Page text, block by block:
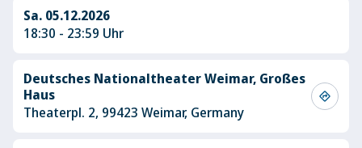
Sa. 05.12.2026
18:30 - 23:59 Uhr
Deutsches Nationaltheater Weimar, Großes
Haus
Theaterpl. 2, 99423 Weimar, Germany
directions